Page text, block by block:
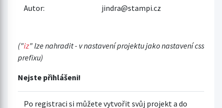
Autor: jindra@stampi.cz
("iz" lze nahradit - v nastavení projektu jako nastavení css
prefixu)
Nejste přihlášeni!
Po registraci si můžete vytvořit svůj projekt a do